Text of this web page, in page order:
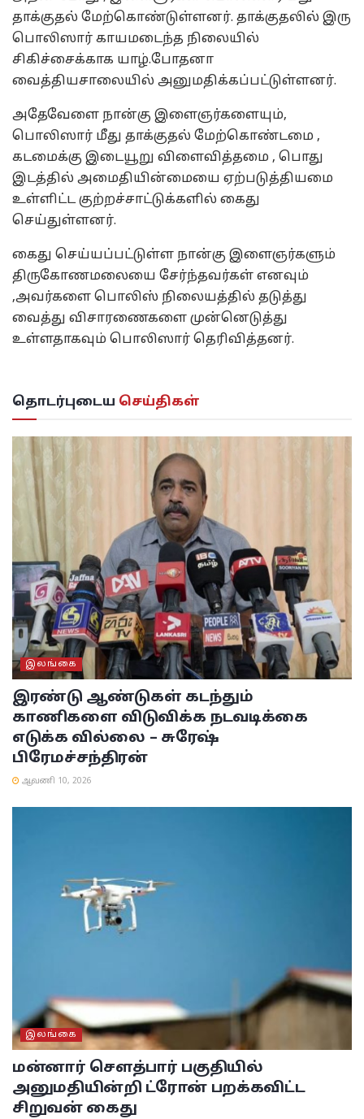
தாக்குதல் மேற்கொண்டுள்ளனர். தாக்குதலில் இரு
பொலிஸார் காயமடைந்த நிலையில்
சிகிச்சைக்காக யாழ்.போதனா
வைத்தியசாலையில் அனுமதிக்கப்பட்டுள்ளனர்.
அதேவேளை நான்கு இளைஞர்களையும்,
பொலிஸார் மீது தாக்குதல் மேற்கொண்டமை ,
கடமைக்கு இடையூறு விளைவித்தமை , பொது
இடத்தில் அமைதியின்மையை ஏற்படுத்தியமை
உள்ளிட்ட குற்றச்சாட்டுக்களில் கைது
செய்துள்ளனர்.
கைது செய்யப்பட்டுள்ள நான்கு இளைஞர்களும்
திருகோணமலையை சேர்ந்தவர்கள் எனவும்
,அவர்களை பொலிஸ் நிலையத்தில் தடுத்து
வைத்து விசாரணைகளை முன்னெடுத்து
உள்ளதாகவும் பொலிஸார் தெரிவித்தனர்.
தொடர்புடைய செய்திகள்
இலங்கை
இரண்டு ஆண்டுகள் கடந்தும்
காணிகளை விடுவிக்க நடவடிக்கை
எடுக்க வில்லை – சுரேஷ்
பிரேமச்சந்திரன்
ஆவணி 10, 2026
இலங்கை
மன்னார் சௌத்பார் பகுதியில்
அனுமதியின்றி ட்ரோன் பறக்கவிட்ட
சிறுவன் கைது